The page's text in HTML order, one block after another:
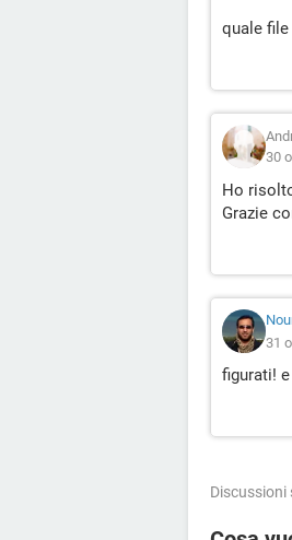
quale
30
Ho
Grazie
31
figurati!
Discussioni